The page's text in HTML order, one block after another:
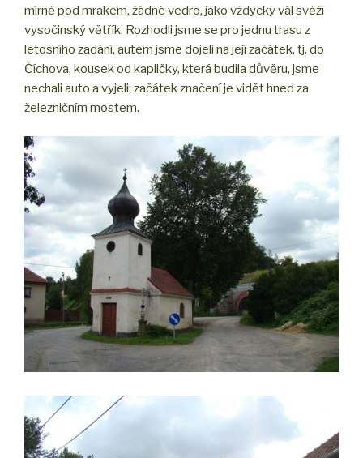
mírně pod mrakem, žádné vedro, jako vždycky vál svěží
vysočinský větřík. Rozhodli jsme se pro jednu trasu z
letošního zadání, autem jsme dojeli na její začátek, tj. do
Číchova, kousek od kapličky, která budila důvěru, jsme
nechali auto a vyjeli; začátek značení je vidět hned za
železničním mostem.